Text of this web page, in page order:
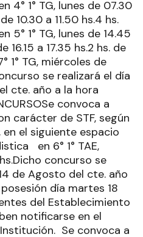
4° 1° TG, lunes de 07.30
10.30 a 11.50 hs.4 hs.
5° 1° TG, lunes de 14.45
16.15 a 17.35 hs.2 hs. de
1° TG, miércoles de
se realizará el día
cte. año a la hora
convoca a
carácter de STF, según
en el siguiente espacio
en 6° 1° TAE,
concurso se
de Agosto del cte. año
día martes 18
del Establecimiento
notificarse en el
Se convoca a